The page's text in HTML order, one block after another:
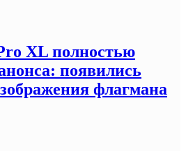
XL полностью
появились
флагмана